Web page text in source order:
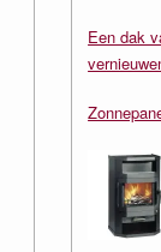
Een dak